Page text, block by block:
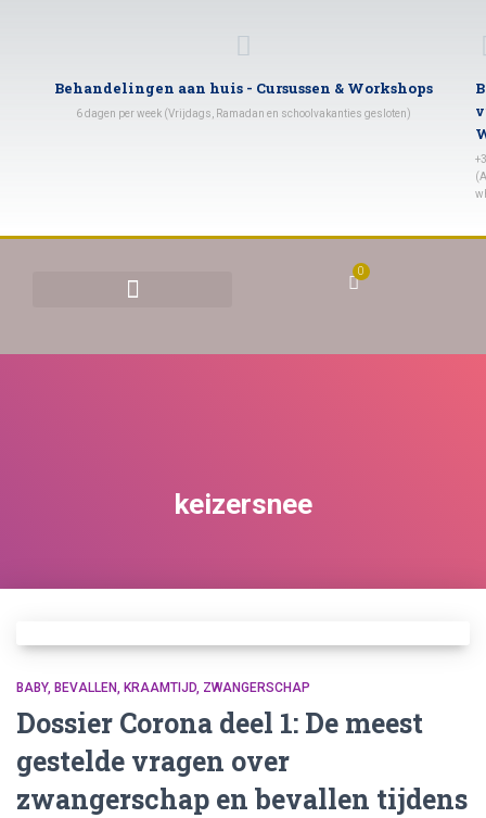
Behandelingen aan huis - Cursussen & Workshops
6 dagen per week (Vrijdags, Ramadan en schoolvakanties gesloten)
0
keizersnee
BABY BEVALLEN KRAAMTIJD ZWANGERSCHAP
Dossier Corona deel 1: De meest
gestelde vragen over
zwangerschap en bevallen tijdens